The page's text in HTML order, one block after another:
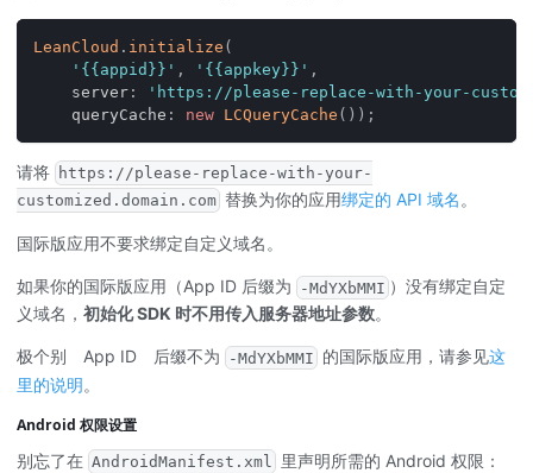
LeanCloud . initialize (
'{{appid}}' , '{{appkey}}' ,
    server
:
'https://please-replace-with-your-
    queryCache
: new LCQueryCache ( ) ) ;
请将 https://please-replace-with-your-
customized.domain.com 替换为你的应用绑定的 API 域名 。
国际版应用不要求绑定自定义域名。
如果你的国际版应用（App ID 后缀为 -MdYXbMMI ）没有绑定自定
义域名， 初始化 SDK 时不用传入服务器地址参数。
极个别 App ID 后缀不为 -MdYXbMMI 的国际版应用，请参见这
里的说明。
Android 权限设置
别忘了在 AndroidManifest.xml 里声明所需的 Android 权限：